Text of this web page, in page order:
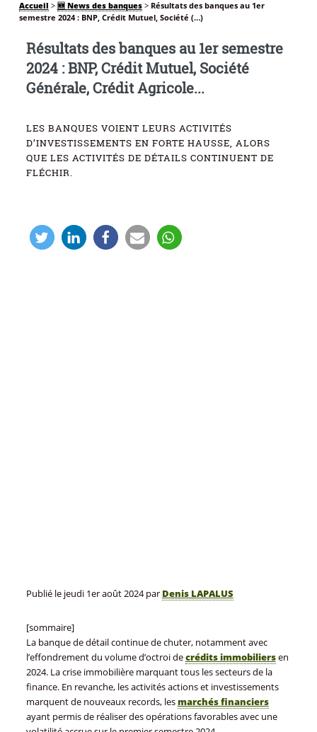
Accueil > 🆕 News des banques> Résultats des banques au 1er
semestre 2024 : BNP, Crédit Mutuel, Société (…)
Résultats des banques au 1er semestre
2024 : BNP, Crédit Mutuel, Société
Générale, Crédit Agricole...
LES BANQUES VOIENT LEURS ACTIVITÉS
D’INVESTISSEMENTS EN FORTE HAUSSE, ALORS
QUE LES ACTIVITÉS DE DÉTAILS CONTINUENT DE
FLÉCHIR.
Publié le jeudi 1er août 2024par Denis LAPALUS
[sommaire]
La banque de détail continue de chuter, notamment avec
l’effondrement du volume d’octroi decrédits immobiliersen
2024. La crise immobilière marquant tous les secteurs de la
finance. En revanche, les activités actions et investissements
marquent de nouveaux records, lesmarchés financiers
ayant permis de réaliser des opérations favorables avec une